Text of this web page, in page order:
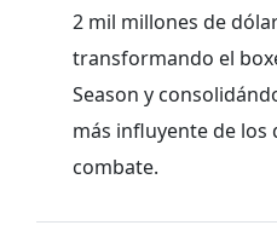
2 mil millones de
transformando el
Season y
más influyente de los
combate.